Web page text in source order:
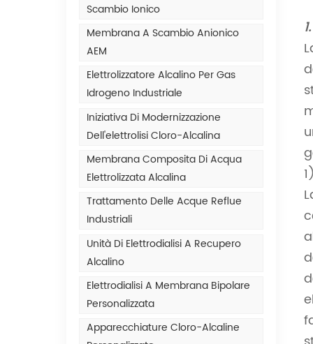
Scambio Ionico
Membrana A Scambio Anionico
AEM
Elettrolizzatore Alcalino Per Gas
Idrogeno Industriale
Iniziativa Di Modernizzazione
Dell'elettrolisi Cloro-Alcalina
Membrana Composita Di Acqua
Elettrolizzata Alcalina
Trattamento Delle Acque Reflue
Industriali
Unità Di Elettrodialisi A Recupero
Alcalino
Elettrodialisi A Membrana Bipolare
Personalizzata
Apparecchiature Cloro-Alcaline
1.